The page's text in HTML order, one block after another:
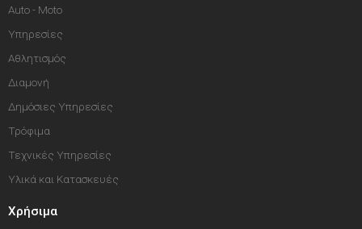
Auto - Moto
Υπηρεσίες
Αθλητισμός
Διαμονή
Δημόσιες Υπηρεσίες
Τρόφιμα
Τεχνικές Υπηρεσίες
Υλικά και Κατασκευές
Χρήσιμα